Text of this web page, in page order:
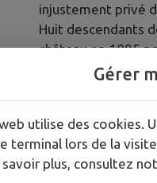
injustement privé
Huit descendants
château en 1895
international
Auteur de
l’initiative des
Maulévrier (1900),
(1901)
Gérer
utilise des cookies.
terminal lors de la visite
savoir plus, consultez